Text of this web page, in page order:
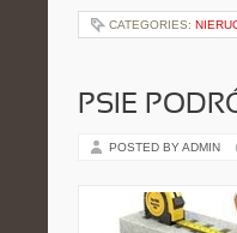
CATEGORIES:
PSIE
POSTED BY ADMIN